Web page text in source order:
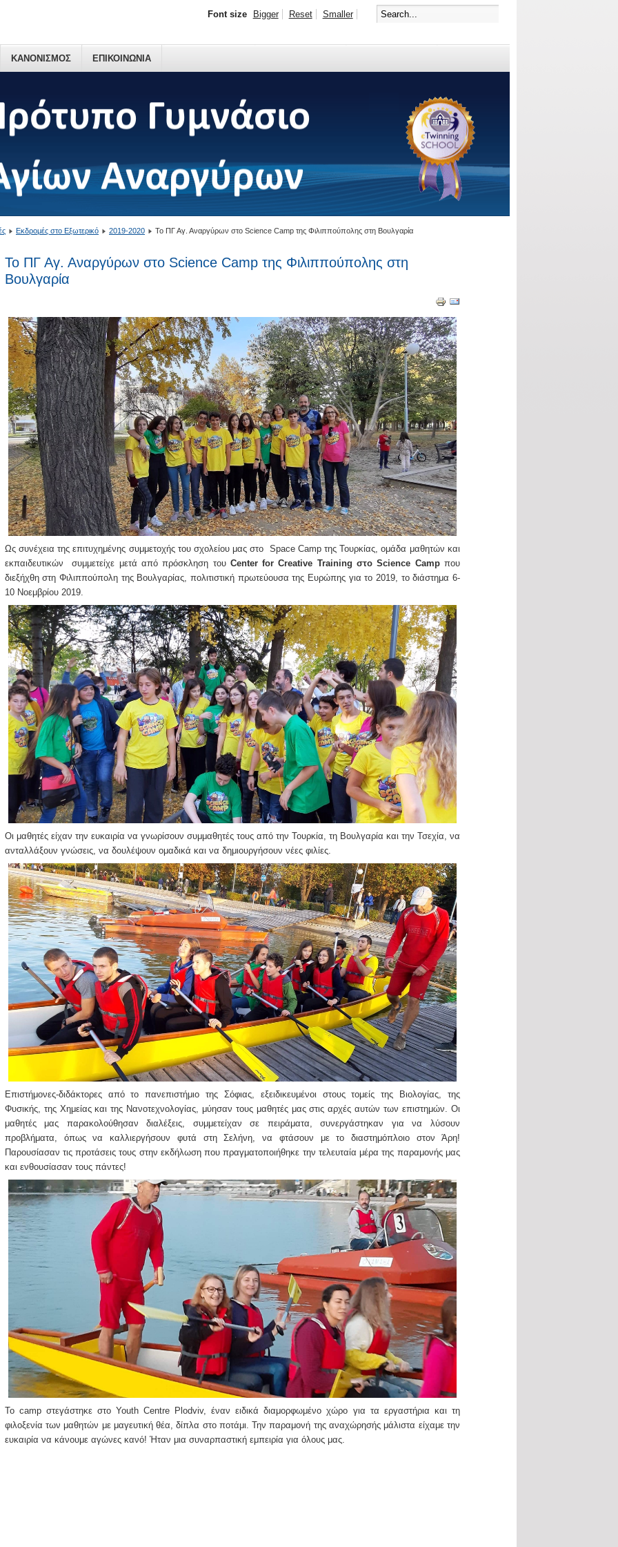
ΚΑΝΟΝΙΣΜΟΣ ΕΠΙΚΟΙΝΩΝΙΑ
Font size Bigger Reset Smaller
Εκδρομές στο Εξωτερικό 2019-2020 Το ΠΓ Αγ. Αναργύρων στο Science Camp της Φιλιππούπολης στη Βουλγαρία
Το ΠΓ Αγ. Αναργύρων στο Science Camp της Φιλιππούπολης στη
Βουλγαρία
Ως συνέχεια της επιτυχημένης συμμετοχής του σχολείου μας στο Space Camp της Τουρκίας, ομάδα μαθητών και
εκπαιδευτικών συμμετείχε μετά από πρόσκληση του Center for Creative Training στο Science Campπου
διεξήχθη στη Φιλιππούπολη της Βουλγαρίας, πολιτιστική πρωτεύουσα της Ευρώπης για το 2019, το διάστημα 6-
10 Νοεμβρίου 2019.
Οι μαθητές είχαν την ευκαιρία να γνωρίσουν συμμαθητές τους από την Τουρκία, τη Βουλγαρία και την Τσεχία, να
ανταλλάξουν γνώσεις, να δουλέψουν ομαδικά και να δημιουργήσουν νέες φιλίες.
Επιστήμονες-διδάκτορες από το πανεπιστήμιο της Σόφιας, εξειδικευμένοι στους τομείς της Βιολογίας, της
Φυσικής, της Χημείας και της Νανοτεχνολογίας, μύησαν τους μαθητές μας στις αρχές αυτών των επιστημών. Οι
μαθητές μας παρακολούθησαν διαλέξεις, συμμετείχαν σε πειράματα, συνεργάστηκαν για να λύσουν
προβλήματα, όπως να καλλιεργήσουν φυτά στη Σελήνη, να φτάσουν με το διαστημόπλοιο στον Άρη!
Παρουσίασαν τις προτάσεις τους στην εκδήλωση που πραγματοποιήθηκε την τελευταία μέρα της παραμονής μας
και ενθουσίασαν τους πάντες!
Το camp στεγάστηκε στο Youth Centre Plodviv, έναν ειδικά διαμορφωμένο χώρο για τα εργαστήρια και τη
φιλοξενία των μαθητών με μαγευτική θέα, δίπλα στο ποτάμι. Την παραμονή της αναχώρησής μάλιστα είχαμε την
ευκαιρία να κάνουμε αγώνες κανό! Ήταν μια συναρπαστική εμπειρία για όλους μας.